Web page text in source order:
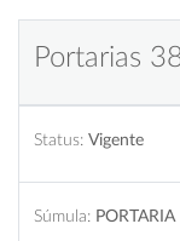
Portarias
Status: Vigente
Súmula: